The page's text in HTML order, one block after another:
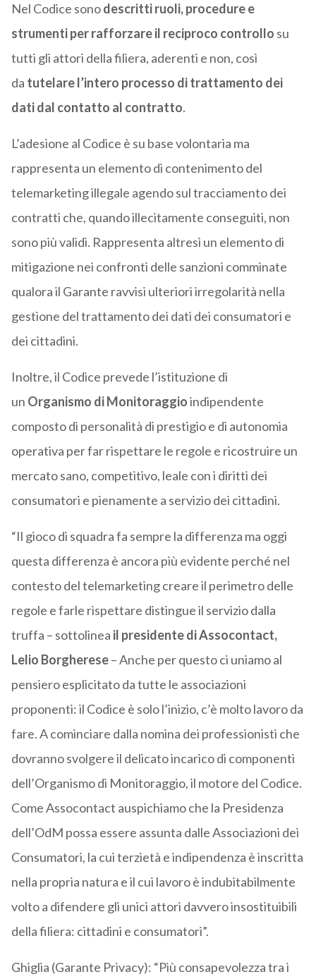
Nel Codice sonodescritti ruoli, procedure e
strumenti per rafforzare il reciproco controllo su
tutti gli attori della filiera, aderenti e non, così
da tutelare l’intero processo di trattamento dei
dati dal contatto al contratto.
L’adesione al Codice è su base volontaria ma
rappresenta un elemento di contenimento del
telemarketing illegale agendo sul tracciamento dei
contratti che, quando illecitamente conseguiti, non
sono più validi. Rappresenta altresì un elemento di
mitigazione nei confronti delle sanzioni comminate
qualora il Garante ravvisi ulteriori irregolarità nella
gestione del trattamento dei dati dei consumatori e
dei cittadini.
Inoltre, il Codice prevede l’istituzione di
un Organismo di Monitoraggioindipendente
composto di personalità di prestigio e di autonomia
operativa per far rispettare le regole e ricostruire un
mercato sano, competitivo, leale con i diritti dei
consumatori e pienamente a servizio dei cittadini.
“Il gioco di squadra fa sempre la differenza ma oggi
questa differenza è ancora più evidente perché nel
contesto del telemarketing creare il perimetro delle
regole e farle rispettare distingue il servizio dalla
truffa – sottolinea il presidente di Assocontact,
Lelio Borgherese– Anche per questo ci uniamo al
pensiero esplicitato da tutte le associazioni
proponenti: il Codice è solo l’inizio, c’è molto lavoro da
fare.A cominciare dalla nomina dei professionisti che
dovranno svolgere il delicato incarico di componenti
dell’Organismo di Monitoraggio, il motore del Codice.
Come Assocontact auspichiamo che la Presidenza
dell’OdM possa essere assunta dalle Associazioni dei
Consumatori, la cui terzietà e indipendenza è inscritta
nella propria natura e il cui lavoro è indubitabilmente
volto a difendere gli unici attori davvero insostituibili
della filiera: cittadini e consumatori”.
Ghiglia (Garante Privacy): “Più consapevolezza tra i